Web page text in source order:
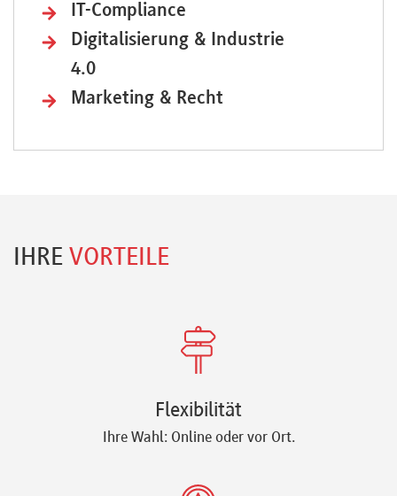
IT-Compliance
Digitalisierung & Industrie
4.0
Marketing & Recht
IHRE VORTEILE
Flexibilität
Ihre Wahl: Online oder vor Ort.